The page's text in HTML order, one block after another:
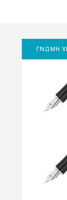
ΓΝΩΜΗ